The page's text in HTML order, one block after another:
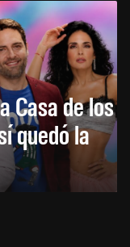
Casa de los
quedó la